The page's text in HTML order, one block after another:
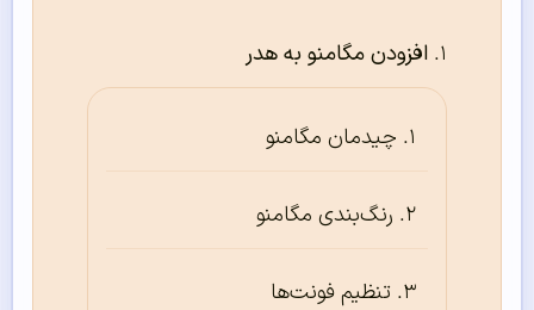
افزودن مگامنو به هدر
چیدمان مگامنو
رنگ‌بندی مگامنو
تنظیم فونت‌ها